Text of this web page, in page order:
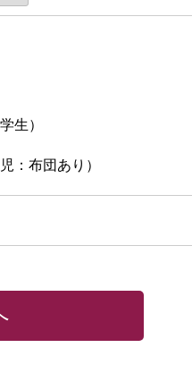
生）
：布団あり）